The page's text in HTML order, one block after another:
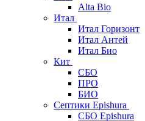
Alta Bio
Итал
Итал Горизонт
Итал Антей
Итал Био
Кит
СБО
ПРО
БИО
Септики Epishura
СБО Epishura